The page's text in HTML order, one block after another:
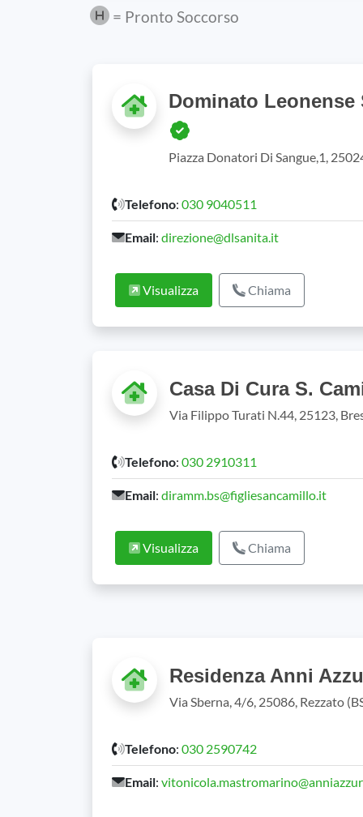
= Pronto Soccorso
Dominato Leonense
Piazza Donatori Di Sangue,1,
Telefono: 030 9040511
Email: direzione@dlsanita.it
Visualizza Chiama
Casa Di Cura S.
Via Filippo Turati N.44, 25123,
Telefono: 030 2910311
Email: diramm.bs@figliesancamillo.it
Visualizza Chiama
Residenza Anni
Via Sberna, 4/6, 25086, Rezzato
Telefono: 030 2590742
Email: